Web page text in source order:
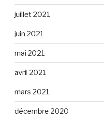
juillet 2021
juin 2021
mai 2021
avril 2021
mars 2021
décembre 2020